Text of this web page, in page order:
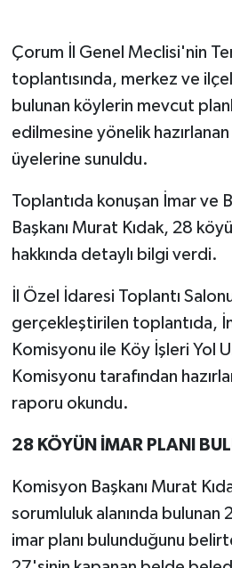
Çorum İl Genel Meclisi'nin
toplantısında, merkez ve
bulunan köylerin mevcut
edilmesine yönelik
üyelerine sunuldu.
Toplantıda konuşan İmar ve
Başkanı Murat Kıdak, 28
hakkında detaylı bilgi verdi.
İl Özel İdaresi Toplantı
gerçekleştirilen toplantıda,
Komisyonu ile Köy İşleri Yol
Komisyonu tarafından
raporu okundu.
28 KÖYÜN İMAR PLANI
Komisyon Başkanı Murat
sorumluluk alanında bulunan
imar planı bulunduğunu